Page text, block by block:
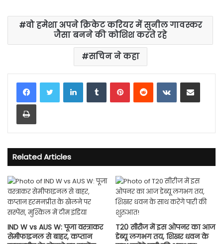
वो हमेशा अपने क्रिकेट करियर में सुनील गावस्कर
जैसा बनने की कोशिश करते रहे
सचिन ने कहा
LinkedInTumblrPinterestReddit VKontakteShare via Email
Print
Related Articles
IND W vs AUS W: पूजा वस्त्राकर
सेमीफाइनल से बाहर, कप्तान
T20 सीरीज में इस ओपनर का आज
डेब्यू लगभग तय, शिखर धवन के